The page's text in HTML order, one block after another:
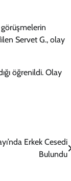
görüşmelerin
Servet G., olay
öğrenildi. Olay
Erkek Cesedi
Bulundu